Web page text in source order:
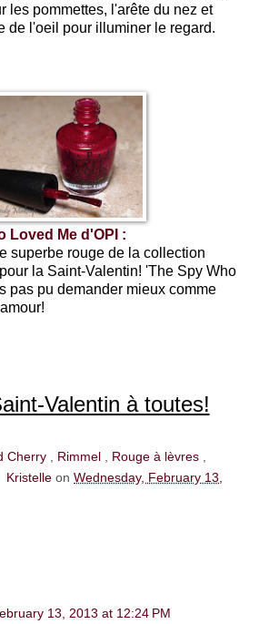
les pommettes, l'arête du nez et
de l'oeil pour illuminer le regard.
Loved Me d'OPI :
superbe rouge de la collection
la Saint-Valentin! 'The Spy Who
pas pu demander mieux comme
Valentin à toutes!
Cherry Rimmel Rouge à lèvres
Kristelle onWednesday, February 13,
13, 2013 at 12:24 PM